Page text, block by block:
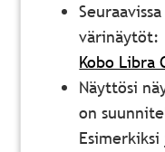
värinäytöt:
Kobo Libra
Näyttösi
on